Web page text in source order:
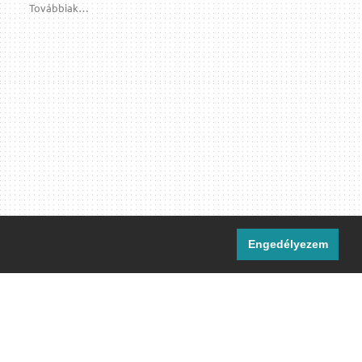
Engedélyezem
Továbbiak…